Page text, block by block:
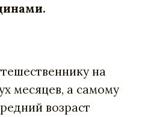
на
месяцев, а самому
возраст